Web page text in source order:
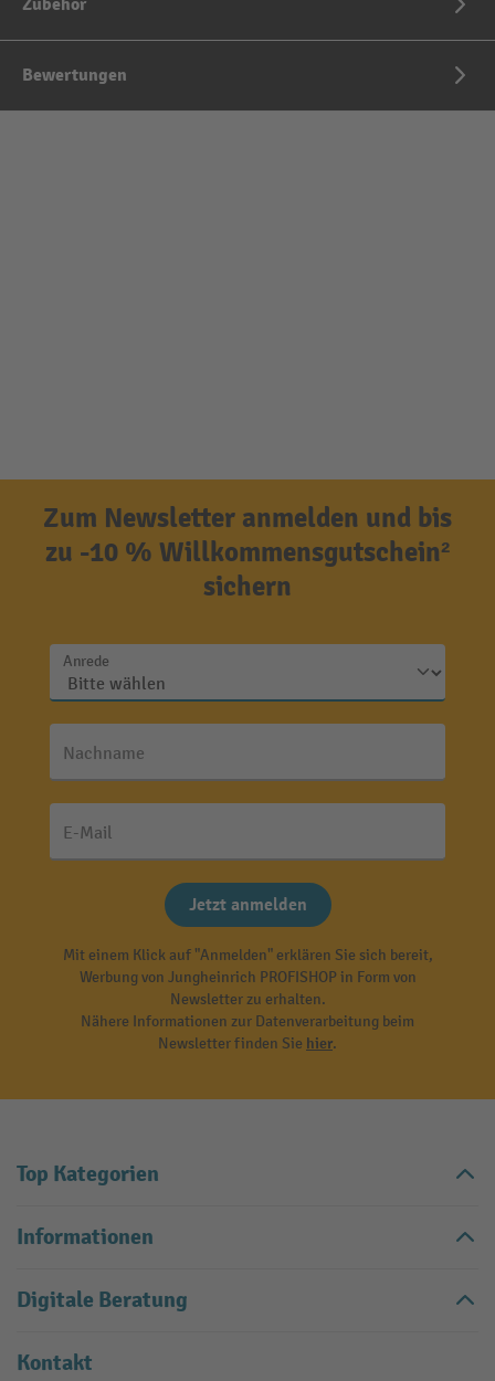
Zubehör
Bewertungen
Zum Newsletter anmelden und bis
zu -10 % Willkommensgutschein²
sichern
Anrede
Nachname
E-Mail
Jetzt anmelden
Mit einem Klick auf "Anmelden" erklären Sie sich bereit,
Werbung von Jungheinrich PROFISHOP in Form von
Newsletter zu erhalten.
Nähere Informationen zur Datenverarbeitung beim
Newsletter finden Sie hier.
Top Kategorien
Informationen
Digitale Beratung
Kontakt